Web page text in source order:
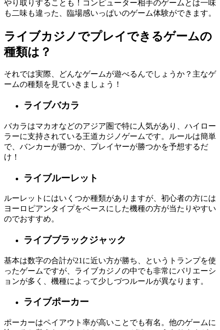
やり取りすることも！コンピューター相手のゲームとは一味
も二味も違った、臨場感いっぱいのゲーム体験ができます。
ライブカジノでプレイできるゲームの
種類は？
それでは実際、どんなゲームが遊べるんでしょうか？主なゲ
ームの種類を見ていきましょう！
ライブバカラ
バカラはマカオなどのアジア圏で特に人気があり、ハイロー
ラーに支持されている王道カジノゲームです。ルールは簡単
で、バンカーが勝つか、プレイヤーが勝つかを予想するだ
け！
ライブルーレット
ルーレットにはいくつか種類がありますが、初心者の方には
ヨーロピアンタイプをベースにした機種の方が当たりやすい
のでおすすめ。
ライブブラックジャック
基本は数字の合計が21に近い方が勝ち、というトランプを使
ったゲームですが、ライブカジノの中でも非常にバリエーシ
ョンが多く、機種によって少しづつルールが異なります。
ライブポーカー
ポーカーはペイアウト率が高いことでも有名。他のゲームに